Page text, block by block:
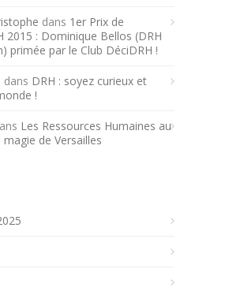
dans 1er Prix de
2015 : Dominique Bellos (DRH
primée par le Club DéciDRH !
dans DRH : soyez curieux et
!
Les Ressources Humaines au
magie de Versailles